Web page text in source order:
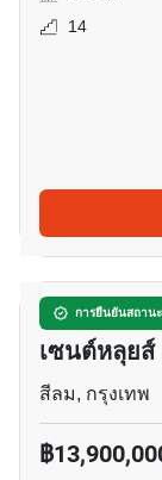
14
การยืนยันสถาน
คอนโด 2-ห้
เซนต์หลุยส์
สีลม, กรุงเทพ
฿